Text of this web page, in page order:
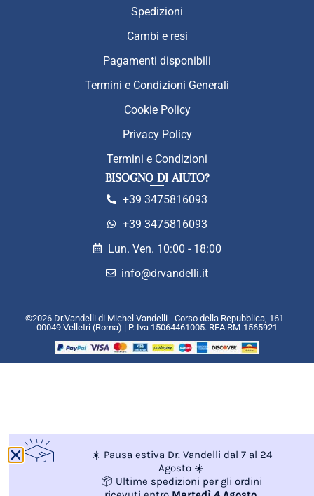
Spedizioni
Cambi e resi
Pagamenti disponibili
Termini e Condizioni Generali
Cookie Policy
Privacy Policy
Termini e Condizioni
BISOGNO DI AIUTO?
+39 3475816093
+39 3475816093
Lun. Ven. 10:00 - 18:00
info@drvandelli.it
©2026 Dr.Vandelli di Michel Vandelli - Corso della Repubblica, 161 -
00049 Velletri (Roma) | P. Iva 15064461005. REA RM-1565921
☀️ Pausa estiva Dr. Vandelli dal 7 al 24
Agosto ☀️
📦 Ultime spedizioni per gli ordini